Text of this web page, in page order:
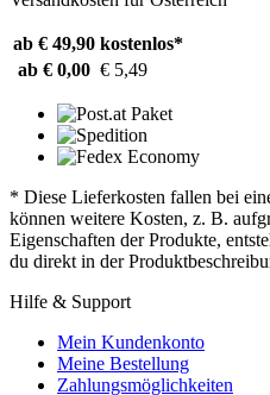
ab € 49,90 kostenlos*
ab € 0,00 € 5,49
* Diese Lieferkosten fallen bei
können weitere Kosten, z. B.
Eigenschaften der Produkte,
du direkt in der
Hilfe & Support
Mein Kundenkonto
Meine Bestellung
Zahlungsmöglichkeiten